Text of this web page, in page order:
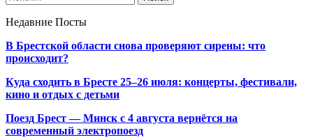
Недавние Посты
В Брестской области снова проверяют сирены: что
происходит?
Куда сходить в Бресте 25–26 июля: концерты, фестивали,
кино и отдых с детьми
Поезд Брест — Минск с 4 августа вернётся на
современный электропоезд